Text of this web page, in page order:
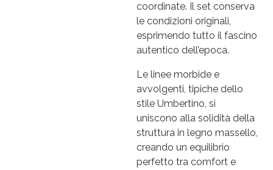
coordinate. Il set conserva
le condizioni originali,
esprimendo tutto il fascino
autentico dell’epoca.
Le linee morbide e
avvolgenti, tipiche dello
stile Umbertino, si
uniscono alla solidità della
struttura in legno massello,
creando un equilibrio
perfetto tra comfort e